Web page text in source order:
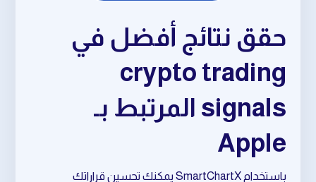
حقق نتائج أفضل في
crypto trading
signals المرتبط بـ
Apple
باستخدام SmartChartX يمكنك تحسين قراراتك